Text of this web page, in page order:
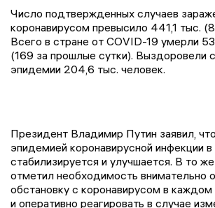
Число подтвержденных случаев
коронавирусом превысило 441,1 тыс.
Всего в стране от COVID-19 умерли
(169 за прошлые сутки). Выздоровели
эпидемии 204,6 тыс. человек.
Президент Владимир Путин заявил,
эпидемией коронавирусной инфекции
стабилизируется и улучшается. В то
отметил необходимость внимательно
обстановку с коронавирусом в каждом
и оперативно реагировать в случае